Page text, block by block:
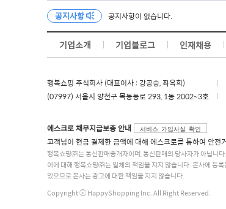
공지사항 공지사항이 없습니다.
기업소개 기업블로그 인재채용
행복쇼핑 주식회사 (대표이사 : 강공승, 좌옥희)
(07997) 서울시 양천구 목동동로 293, 1동 2002~3호
에스크로 채무지급보증 안내 서비스 가입사실 확인
고객님이 현금 결제한 금액에 대해 에스크로를 통하여 안전
행복쇼핑㈜는 통신판매중개자이며, 통신판매의 당사자가 아닙니
이에 대해 행복쇼핑㈜는 일체의 책임을 지지 않습니다. 본사에 등
있으므로 본사는 광고에 대한 책임을 지지 않습니다.
Copyright ⓒ HappyShopping Inc. All Right Reserved.